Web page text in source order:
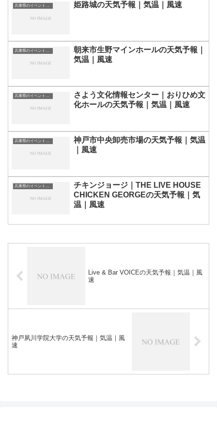
兵庫県のイベント会場一覧 姫路城の天気予報｜気温｜風速
兵庫県のイベント会場一覧
朝来市生野マインホールの天気予報｜
気温｜風速
さよう文化情報センター｜おりひめ文
化ホールの天気予報｜気温｜風速
神戸市中央卸売市場の天気予報｜気温
｜風速
チキンジョージ｜THE LIVE HOUSE
CHICKEN GEORGEの天気予報｜気
温｜風速
Live & Bar VOICEの天気予報｜気温｜風
速
神戸夙川学院大学の天気予報｜気温｜風
速